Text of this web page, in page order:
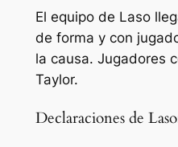
El equipo de Laso
de forma y con
la causa. Jugadores
Taylor.
Declaraciones de